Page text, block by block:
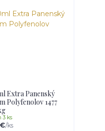
Extra Panenský
Polyfenolov 1477
/ks
3 ks